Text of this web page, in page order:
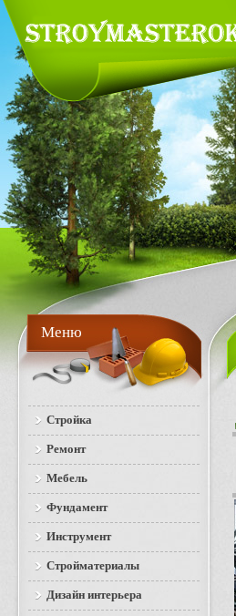
Меню
Стройка
Ремонт
Мебель
Фундамент
Инструмент
Стройматериалы
Дизайн интерьера